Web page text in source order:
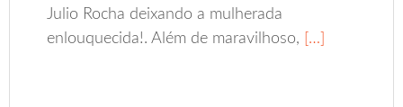
Julio Rocha deixando a mulherada
enlouquecida!. Além de maravilhoso, […]